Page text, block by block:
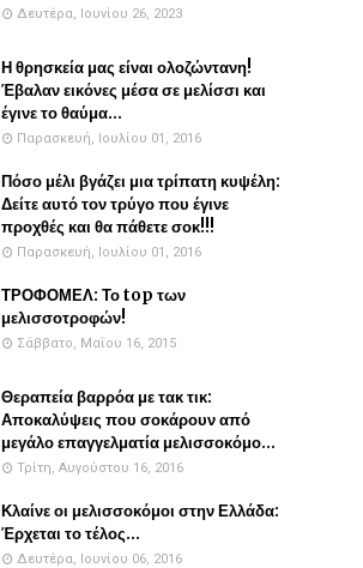
Δευτέρα, Ιουνίου 26, 2023
Η θρησκεία μας είναι ολοζώντανη!
Έβαλαν εικόνες μέσα σε μελίσσι και
έγινε το θαύμα...
Παρασκευή, Ιουλίου 01, 2016
Πόσο μέλι βγάζει μια τρίπατη κυψέλη:
Δείτε αυτό τον τρύγο που έγινε
προχθές και θα πάθετε σοκ!!!
Παρασκευή, Ιουλίου 01, 2016
ΤΡΟΦΟΜΕΛ: Το top των
μελισσοτροφών!
Σάββατο, Μαΐου 16, 2015
Θεραπεία βαρρόα με τακ τικ:
Αποκαλύψεις που σοκάρουν από
μεγάλο επαγγελματία μελισσοκόμο...
Τρίτη, Αυγούστου 16, 2016
Κλαίνε οι μελισσοκόμοι στην Ελλάδα:
Έρχεται το τέλος...
Δευτέρα, Ιουνίου 06, 2016